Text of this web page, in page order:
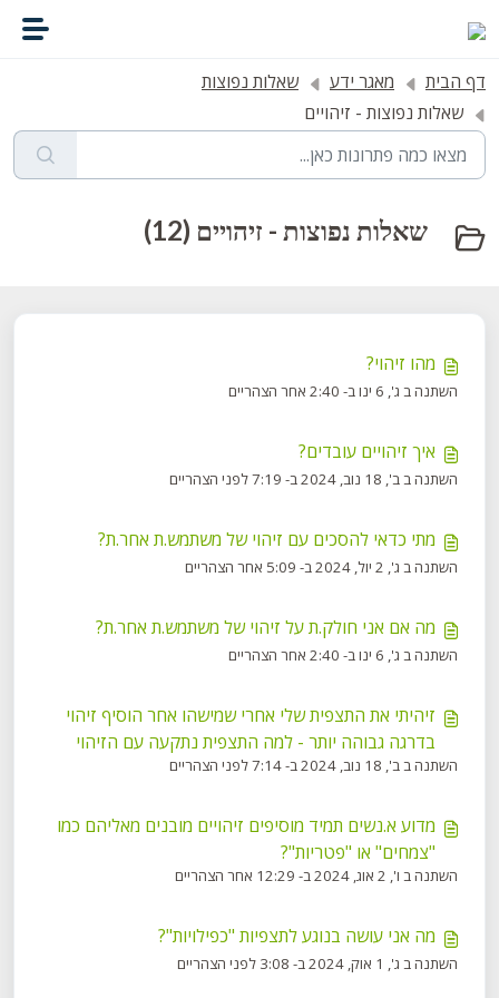
דף הבית מאגר ידע
שאלות נפוצות
שאלות נפוצות - זיהויים
שאלות נפוצות - זיהויים (12)
מהו זיהוי?
השתנה ב ג', 6 ינו ב- 2:40 אחר הצהריים
איך זיהויים עובדים?
השתנה ב ב', 18 נוב, 2024 ב- 7:19 לפני הצהריים
מתי כדאי להסכים עם זיהוי של משתמש.ת אחר.ת?
השתנה ב ג', 2 יול, 2024 ב- 5:09 אחר הצהריים
מה אם אני חולק.ת על זיהוי של משתמש.ת אחר.ת?
השתנה ב ג', 6 ינו ב- 2:40 אחר הצהריים
זיהיתי את התצפית שלי אחרי שמישהו אחר הוסיף זיהוי
בדרגה גבוהה יותר - למה התצפית נתקעה עם הזיהוי
בדרגה הגבוהה יותר?
השתנה ב ב', 18 נוב, 2024 ב- 7:14 לפני הצהריים
מדוע א.נשים תמיד מוסיפים זיהויים מובנים מאליהם כמו
"צמחים" או "פטריות"?
השתנה ב ו', 2 אוג, 2024 ב- 12:29 אחר הצהריים
מה אני עושה בנוגע לתצפיות "כפילויות"?
השתנה ב ג', 1 אוק, 2024 ב- 3:08 לפני הצהריים